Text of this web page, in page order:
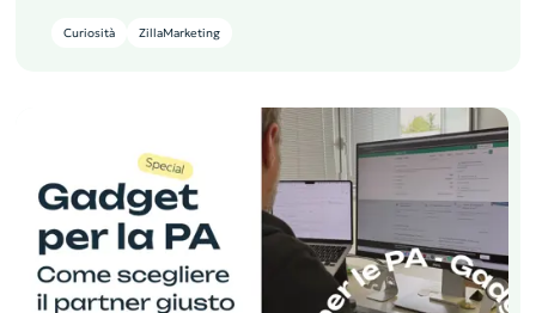
Curiosità ZillaMarketing